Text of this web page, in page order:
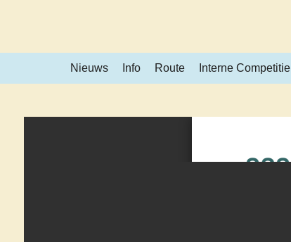
naar
Nieuws Info Route Interne Competitie